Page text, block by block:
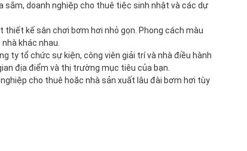
doanh nghiệp cho thuê tiệc sinh nhật và các dự
kế sân chơi bơm hơi nhỏ gọn. Phong cách màu
khác nhau.
ty tổ chức sự kiện, công viên giải trí và nhà điều hành
địa điểm và thị trường mục tiêu của bạn.
cho thuê hoặc nhà sản xuất lâu đài bơm hơi tùy